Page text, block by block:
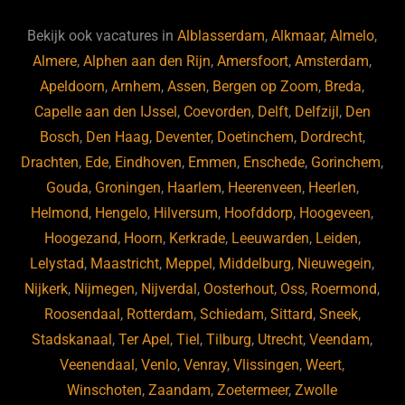
b
o
o
k
d
s
a
m
ky dI
n
Bekijk ook vacatures inAlblasserdam,Alkmaar,Almelo,
Almere,Alphen aan den Rijn,Amersfoort,Amsterdam,
Apeldoorn,Arnhem,Assen, Bergen op Zoom, Breda,
Capelle aan den IJssel, Coevorden, Delft, Delfzijl, Den
Bosch, Den Haag, Deventer, Doetinchem, Dordrecht,
Drachten, Ede, Eindhoven, Emmen, Enschede, Gorinchem,
Gouda, Groningen, Haarlem, Heerenveen, Heerlen,
Helmond, Hengelo, Hilversum, Hoofddorp, Hoogeveen,
Hoogezand, Hoorn, Kerkrade, Leeuwarden, Leiden,
Lelystad, Maastricht, Meppel, Middelburg, Nieuwegein,
Nijkerk, Nijmegen, Nijverdal, Oosterhout, Oss, Roermond,
Roosendaal, Rotterdam, Schiedam, Sittard, Sneek,
Stadskanaal,Ter Apel,Tiel,Tilburg, Utrecht,Veendam,
Veenendaal,Venlo,Venray,Vlissingen,Weert,
Winschoten,Zaandam,Zoetermeer,Zwolle